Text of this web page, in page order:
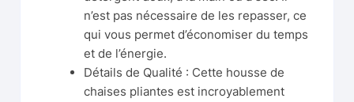
n’est pas nécessaire de les repasser, ce
qui vous permet d’économiser du temps
et de l’énergie.
Détails de Qualité : Cette housse de
chaises pliantes est incroyablement